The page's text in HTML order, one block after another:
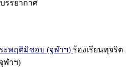
รรยากาศ
ะพฤติมิชอบ (จุฬาฯ) ร้องเรียนทุจริต
ฬาฯ)